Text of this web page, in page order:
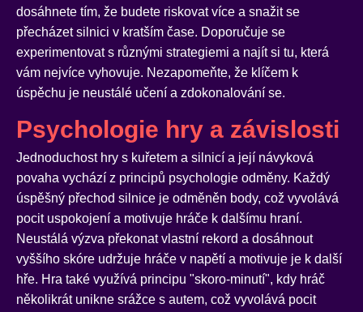
dosáhnete tím, že budete riskovat více a snažit se
přecházet silnici v kratším čase. Doporučuje se
experimentovat s různými strategiemi a najít si tu, která
vám nejvíce vyhovuje. Nezapomeňte, že klíčem k
úspěchu je neustálé učení a zdokonalování se.
Psychologie hry a závislosti
Jednoduchost hry s kuřetem a silnicí a její návyková
povaha vychází z principů psychologie odměny. Každý
úspěšný přechod silnice je odměněn body, což vyvolává
pocit uspokojení a motivuje hráče k dalšímu hraní.
Neustálá výzva překonat vlastní rekord a dosáhnout
vyššího skóre udržuje hráče v napětí a motivuje je k další
hře. Hra také využívá principu "skoro-minutí", kdy hráč
několikrát unikne srážce s autem, což vyvolává pocit